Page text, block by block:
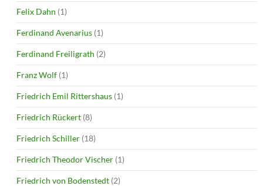
Felix Dahn (1)
Ferdinand Avenarius (1)
Ferdinand Freiligrath (2)
Franz Wolf (1)
Friedrich Emil Rittershaus (1)
Friedrich Rückert (8)
Friedrich Schiller (18)
Friedrich Theodor Vischer (1)
Friedrich von Bodenstedt (2)